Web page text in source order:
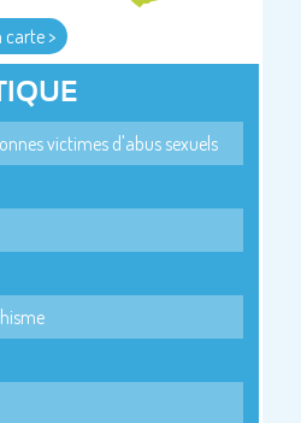
carte >
victimes d'abus sexuels